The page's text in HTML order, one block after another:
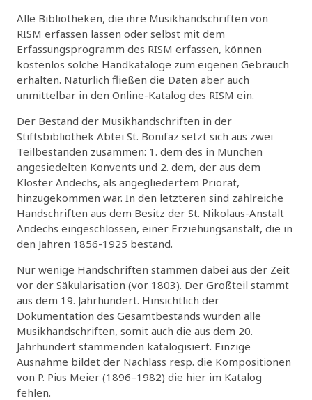
Alle Bibliotheken, die ihre Musikhandschriften von
RISM erfassen lassen oder selbst mit dem
Erfassungsprogramm des RISM erfassen, können
kostenlos solche Handkataloge zum eigenen Gebrauch
erhalten. Natürlich fließen die Daten aber auch
unmittelbar in den Online-Katalog des RISM ein.
Der Bestand der Musikhandschriften in der
Stiftsbibliothek Abtei St. Bonifaz setzt sich aus zwei
Teilbeständen zusammen: 1. dem des in München
angesiedelten Konvents und 2. dem, der aus dem
Kloster Andechs, als angegliedertem Priorat,
hinzugekommen war. In den letzteren sind zahlreiche
Handschriften aus dem Besitz der St. Nikolaus-Anstalt
Andechs eingeschlossen, einer Erziehungsanstalt, die in
den Jahren 1856-1925 bestand.
Nur wenige Handschriften stammen dabei aus der Zeit
vor der Säkularisation (vor 1803). Der Großteil stammt
aus dem 19. Jahrhundert. Hinsichtlich der
Dokumentation des Gesamtbestands wurden alle
Musikhandschriften, somit auch die aus dem 20.
Jahrhundert stammenden katalogisiert. Einzige
Ausnahme bildet der Nachlass resp. die Kompositionen
von P. Pius Meier (1896–1982) die hier im Katalog
fehlen.